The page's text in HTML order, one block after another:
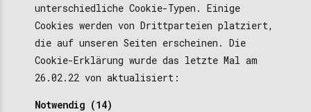
unterschiedliche Cookie-Typen. Einige
Cookies werden von Drittparteien platziert,
die auf unseren Seiten erscheinen. Die
Cookie-Erklärung wurde das letzte Mal am
26.02.22 von aktualisiert:
Notwendig (14)